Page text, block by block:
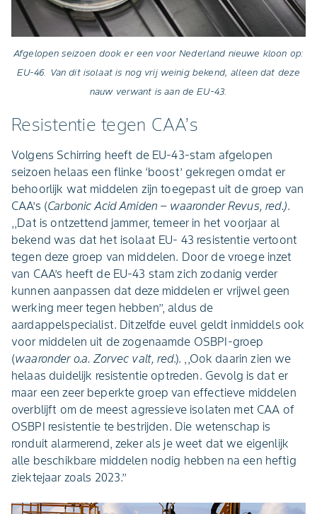
Afgelopen seizoen dook er een voor Nederland nieuwe kloon op:
EU-46. Van dit isolaat is nog vrij weinig bekend, alleen dat deze
nauw verwant is aan de EU-43.
Resistentie tegen CAA’s
Volgens Schirring heeft de EU-43-stam afgelopen
seizoen helaas een flinke ‘boost’ gekregen omdat er
behoorlijk wat middelen zijn toegepast uit de groep van
CAA’s (Carbonic Acid Amiden – waaronder Revus, red.).
,,Dat is ontzettend jammer, temeer in het voorjaar al
bekend was dat het isolaat EU- 43 resistentie vertoont
tegen deze groep van middelen. Door de vroege inzet
van CAA’s heeft de EU-43 stam zich zodanig verder
kunnen aanpassen dat deze middelen er vrijwel geen
werking meer tegen hebben’’, aldus de
aardappelspecialist. Ditzelfde euvel geldt inmiddels ook
voor middelen uit de zogenaamde OSBPI-groep
(waaronder o.a. Zorvec valt, red.). ,,Ook daarin zien we
helaas duidelijk resistentie optreden. Gevolg is dat er
maar een zeer beperkte groep van effectieve middelen
overblijft om de meest agressieve isolaten met CAA of
OSBPI resistentie te bestrijden. Die wetenschap is
ronduit alarmerend, zeker als je weet dat we eigenlijk
alle beschikbare middelen nodig hebben na een heftig
ziektejaar zoals 2023.’’